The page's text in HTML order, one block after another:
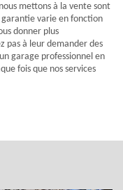
mettons à la vente sont
garantie varie en fonction
donner plus
pas à leur demander des
garage professionnel en
fois que nos services